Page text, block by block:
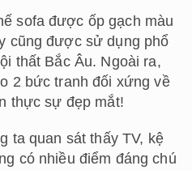
sofa được ốp gạch màu
cũng được sử dụng phổ
thất Bắc Âu. Ngoài ra,
2 bức tranh đối xứng về
thực sự đẹp mắt!
ta quan sát thấy TV, kệ
có nhiều điểm đáng chú